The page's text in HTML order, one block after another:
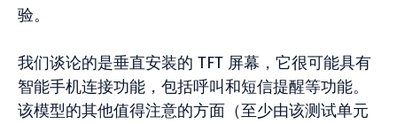
验。
我们谈论的是垂直安装的 TFT 屏幕，它很可能具有
智能手机连接功能，包括呼叫和短信提醒等功能。
该模型的其他值得注意的方面（至少由该测试单元